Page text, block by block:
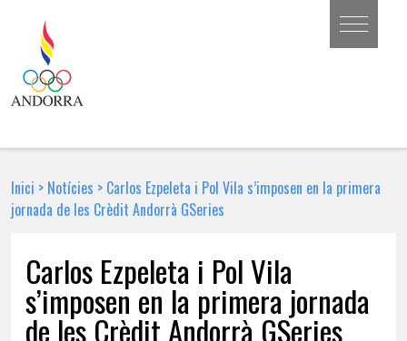
Inici > Notícies > Carlos Ezpeleta i Pol Vila s’imposen en la primera
jornada de les Crèdit Andorrà GSeries
Carlos Ezpeleta i Pol Vila
s’imposen en la primera jornada
de les Crèdit Andorrà GSeries